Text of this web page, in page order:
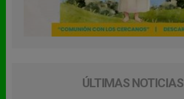
ÚLTIMAS NOTICIAS